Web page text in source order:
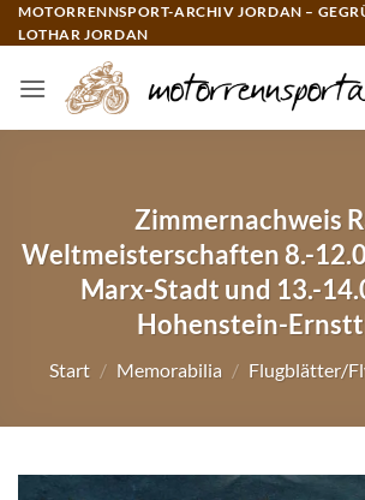
Zum
Inhalt
MOTORRENNSPORT-ARCHIV JORDAN –
LOTHAR JORDAN
Zimmernachweis
Weltmeisterschaften 8.-
Marx-Stadt und 13.-
Hohenstein-
Start / Memorabilia / Flugblätter/